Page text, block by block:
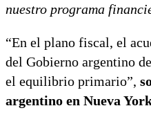
nuestro programa
“En el plano fiscal, el
del Gobierno argentino
el equilibrio primario”,
argentino en Nueva